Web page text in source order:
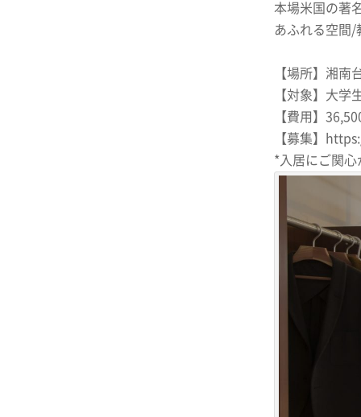
本場米国の著
あふれる空間/
【場所】湘南
【対象】大学
【費用】
【募集】
*入居にご関心